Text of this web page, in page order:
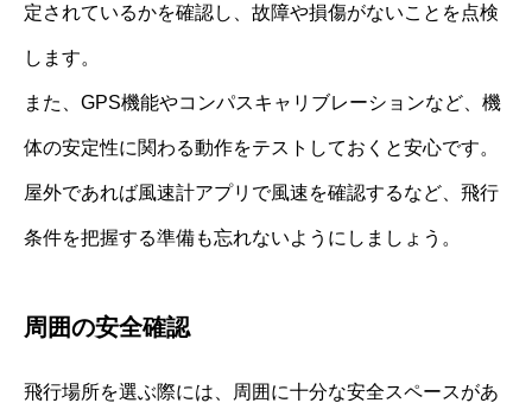
定されているかを確認し、故障や損傷がないことを点検
します。
また、GPS機能やコンパスキャリブレーションなど、機
体の安定性に関わる動作をテストしておくと安心です。
屋外であれば風速計アプリで風速を確認するなど、飛行
条件を把握する準備も忘れないようにしましょう。
周囲の安全確認
飛行場所を選ぶ際には、周囲に十分な安全スペースがあ